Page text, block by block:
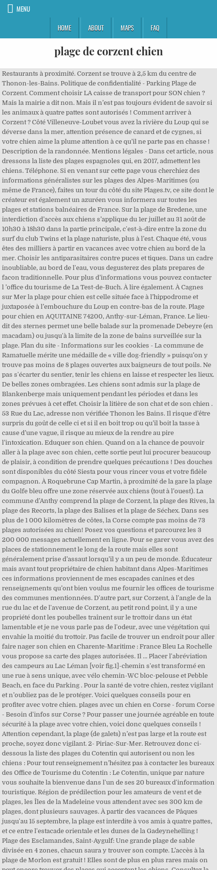
MENU
HOME
ABOUT MAPS FAQ
plage de corzent chien
Restaurants à proximité. Corzent se trouve à 2,5 km du centre de Thonon-les-Bains. Politique de confidentialité - Parking Plage de Corzent. Comment choisir LA caisse de transport pour SON chien ? Mais la mairie a dit non. Mais il n’est pas toujours évident de savoir si les animaux à quatre pattes sont autorisés ! Comment arriver à Corzent ? Côté Villeneuve-Loubet vous avez la rivière du Loup qui se déverse dans la mer, attention présence de canard et de cygnes, si votre chien aime la plume attention à ce qu’il ne parte pas en chasse ! Description de la randonnée. Mentions légales - Dans cet article, nous dressons la liste des plages espagnoles qui, en 2017, admettent les chiens. Téléphone. Si en venant sur cette page vous cherchiez des informations généralistes sur les plages des Alpes-Maritimes (ou même de France), faites un tour du côté du site Plages.tv, ce site dont le créateur est également un azuréen vous informera sur toutes les plages et stations balnéaires de France. Sur la plage de Bredene, une interdiction d’accès aux chiens s’applique du 1er juillet au 31 août de 10h30 à 18h30 dans la partie principale, c'est-à-dire entre la zone du surf du club Twins et la plage naturiste, plus à l’est. Chaque été, vous êtes des milliers à partir en vacances avec votre chien au bord de la mer. Choisir les antiparasitaires contre puces et tiques. Dans un cadre inoubliable, au bord de l'eau, vous degusterez des plats prepares de facon traditionnelle. Pour plus d’informations vous pouvez contacter l ’office du tourisme de La Test-de-Buch. À lire également. À Cagnes sur Mer la plage pour chien est celle située face à l’hippodrome et juxtaposée à l’embouchure du Loup en contre-bas de la route. Plage pour chien en AQUITAINE 74200, Anthy-sur-Léman, France. Le lieu-dit des sternes permet une belle balade sur la promenade Debeyre (en macadam) ou jusqu'à la limite de la zone de bains surveillée sur la plage. Plan du site - Informations sur les cookies - La commune de Ramatuelle mérite une médaille de « ville dog-friendly » puisqu’on y trouve pas moins de 8 plages ouvertes aux baigneurs de tout poils. Ne pas s'écarter du sentier, tenir les chiens en laisse et respecter les lieux. De belles zones ombragées. Les chiens sont admis sur la plage de Blankenberge mais uniquement pendant les périodes et dans les zones prévues à cet effet. Choisir la litière de son chat et de son chien . 53 Rue du Lac, adresse non vérifiée Thonon les Bains. Il risque d’être surpris du goût de celle ci et si il en boit trop ou qu’il boit la tasse à cause d’une vague, il risque au mieux de la rendre au pire l’intoxication. Eduquer son chien. Quand on a la chance de pouvoir aller à la plage avec son chien, cette sortie peut lui procurer beaucoup de plaisir, à condition de prendre quelques précautions ! Des douches sont disponibles du côté Siesta pour vous rincer vous et votre fidèle compagnon. À Roquebrune Cap Martin, à proximité de la gare la plage du Golfe bleu offre une zone réservée aux chiens (tout à l’ouest). La commune d’Anthy comprend la plage de Corzent, la plage des Rives, la plage des Recorts, la plage des Balises et la plage de Séchex. Dans ses plus de 1 000 kilomètres de côtes, la Corse compte pas moins de 73 plages autorisées au chien! Posez vos questions et parcourez les 3 200 000 messages actuellement en ligne. Pour se garer vous avez des places de stationnement le long de la route mais elles sont généralement prise d’assaut lorsqu’il y a un peu de monde. Éducateur mais avant tout propriétaire de chien habitant dans Alpes-Maritimes ces informations proviennent de mes escapades canines et des renseignements qu’ont bien voulus me fournir les offices de tourisme des communes mentionnées. D'autre part, sur Corzent, à l'angle de la rue du lac et de l'avenue de Corzent, au petit rond point, il y a une propriété dont les poubelles traînent sur le trottoir dans un état lamentable et je ne vous parle pas de l'odeur, avec une végétation qui envahie la moitié du trottoir. Pas facile de trouver un endroit pour aller faire nager son chien en Charente-Maritime : France Bleu La Rochelle vous propose sa carte des plages autorisées. Il … Placer l'abréviation des campeurs au Lac Léman [voir fig.1]-chemin s'est transformé en une rue à sens unique, avec vélo chemin-WC bloc-pelouse et Pebble Beach, en face du Parking . Pour la santé de votre chien, restez vigilant et n’oubliez pas de le protéger. Voici quelques conseils pour en profiter avec votre chien. plages avec un chien en Corse - forum Corse - Besoin d'infos sur Corse ? Pour passer une journée agréable en toute sécurité à la plage avec votre chien, voici donc quelques conseils ! Attention cependant, la plage (de galets) n’est pas large et la route est proche, soyez donc vigilant. 2- Piriac-Sur-Mer. Retrouvez donc ci-dessous la liste des plages du Cotentin qui autorisent ou non les chiens : Pour tout renseignement n’hésitez pas à contacter les bureaux des Office de Tourisme du Cotentin : Le Cotentin, unique par nature vous souhaite la bienvenue dans l'un de ses 20 bureaux d'information touristique. Région de prédilection pour les amateurs de vent et de plages, les Îles de la Madeleine vous attendent avec ses 300 km de plages, dont plusieurs sauvages. À partir des vacances de Pâques jusqu'au 15 septembre, la plage est interdite à vos amis à quatre pattes, et ce entre l'estacade orientale et les dunes de la Gadeynehelling ! Plage des Esclamandes, Saint-Aygulf: Une grande plage de sable divisée en 4 zones, chacun saura y trouver son compte. L’accès à la plage de Morlon est gratuit ! Elles sont de plus en plus rares mais on peut encore trouver des plages qui acceptent les chiens. Consultez la liste des plages autorisées aux chiens en France. Fond de l’eau en galet et gravier. Avec leur chien Pongo, ce couple originaire du Nord se faisait une joie de pouvoir goûter à l’air vivifiant de la côte picarde. Ou peut on amener les chiens à la plage au Verdon ? Possibilité de se garer sur le parking de la plage après la Siesta ou sur les emplacements de stationnements prévus le long de la route. Pensez après chaque baignade à le rincer intégralement à l’eau douce, frottez bien pour retirer tout le sel et le sable qui risquent de provoquer s’ils persistent dans les poils des irritations ou des démangeaisons…, Si la plage de galet est préférable pour éviter que votre chien soit plein de sables (Poils, yeux, orifices et coussinets) elle est bien moins confortable pour ses membres et articulations qu’une plage de sable fin. (3) Plage d'Anthy : toilettes publiques, buvette, restaurant. A noter que certaines plages acceptent les chiens, mais pas toutes. Les chiens sont également acceptés au fond de la plage des Marinières. Votre chien peut vous suivre dans la plupart des activités informelles sur les îles, incluant les plages, mais on recommande qu’il soit en laisse en tout temps. Hors saison, et cela malgré les quelques panneaux d’interdiction placés au début des chemins d’accès à l’océan, les propriétaires de chiens peuvent promener leurs animaux sur la plage. Située à l'Est de la commune de Thonon-les-Bains, dans le quartier de Corzent (ancien hameau de Corzent), la plage et ses espaces de verdure vous accueillent tout au long de l'année... Mis à jour le : 11/12/2018 D’autres plages sont ouvertes aux chiens hors saison estivale :-Du 1º Novembre au 1º mars : Toutes les plages des municipalités de Andratx, Pollença et Capdepera.-Du 1º octobre au 30 avril, les plages d’Artà.-Du 1º novembre au 28 février, la plage de Muro. Une interdiction que semblent ignorer bon nombre d’habitués de ce petit bout de littoral. En 2014 Nous avions rencontré le maire, réalisé une marche avec échelles sur la portion Corzent-Rives (voir notre page marches) Le maire et tous les candidats 2014 et en 2020 ont donné leur point de … Toujours partir avec un sac à crotte, vous partagez la plage avec d’autres qui n’aimeraient peut être pas tomber sur une déjection canine, alors pour plus de civisme et pour éviter une amende ramassez les déjections de votre chien. ANTHY - Quartier résidentiel calme, proche du lac, dans nouvelle résidence, villa de 128.83 m² disposant de 5 chambres, salle de bains, 2 salles d'eau, dressing et buanderie. Rejoignez le réseau d'Educateur-Canin.com, Devenir éducateur comportementaliste canin (Formation) : Si la vision de nombreux chiens courant partout sans laisse est plutôt adorable, c’est aussi assez agaçant: on vient tout juste d’obtenir cette plage pour chiens, ce serait chouette de respecter un peu les règles pour que la commune ne revienne pas sur son idée. Quelques places de stationnement sont disponibles à proximité de l’autre côté de la route et sur des parkings payants. Faut il aller/acheter dans un salon du chiot ? Il est possible d’y baigner son toutou mais non autorisé pour la baignade des humains. À Villeneuve-Loubet depuis le casino/discothèque La Siesta jusqu’à la Marina Baie des Anges, la longue plage de galets autorise les chiens. Bron | Rillieux-la-Pape | Meyzieu | Tassin-la-Demi-Lune | Écully | Corbas | Feyzin, Vous êtes éducateur ? Mon avis sur l’utilisation du collier de dressage (décharge électrique). Une zone canine de 400m² est testée depuis mai sur la plage du Débarquement, à La Croix-Valmer. Prévoyez donc toujours de l’eau fraiche dans une gamelle pour qu’il puisse s’hydrater correctement. Une plage public avec beaucoup de verdure a 300 m Un restaurant "les pieds dans l'eau" sur cette plage Si la plage rime souvent avec bronzette, si vous aimez vous exposer au soleil pendant des heures, attention car cela représente des risques pour votre chien. Chutes à Michelle à Saint-Félicien 2026 Boulevard du Jardin, Saint-Félicien, QC G8K 2T1 En laisse en tout temps Ramasser les excréments. Aire de jeux pour enfants, terrain de pétanque,de volley, tables de ping-pong. C'est